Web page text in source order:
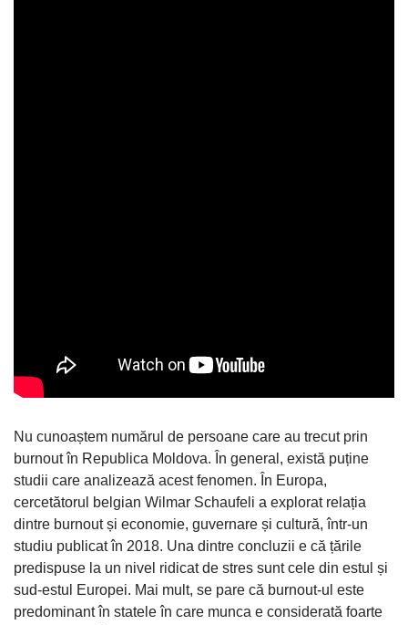
Nu cunoaștem numărul de persoane care au trecut prin
burnout în Republica Moldova. În general, există puține
studii care analizează acest fenomen. În Europa,
cercetătorul belgian Wilmar Schaufeli a explorat relația
dintre burnout și economie, guvernare și cultură, într-un
studiu publicat în 2018. Una dintre concluzii e că țările
predispuse la un nivel ridicat de stres sunt cele din estul și
sud-estul Europei. Mai mult, se pare că burnout-ul este
predominant în statele în care munca e considerată foarte